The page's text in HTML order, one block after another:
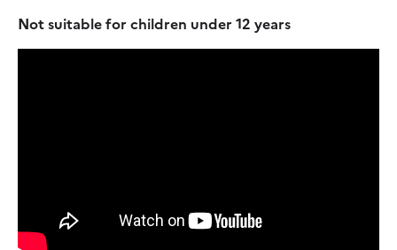
Not suitable for children under 12 years